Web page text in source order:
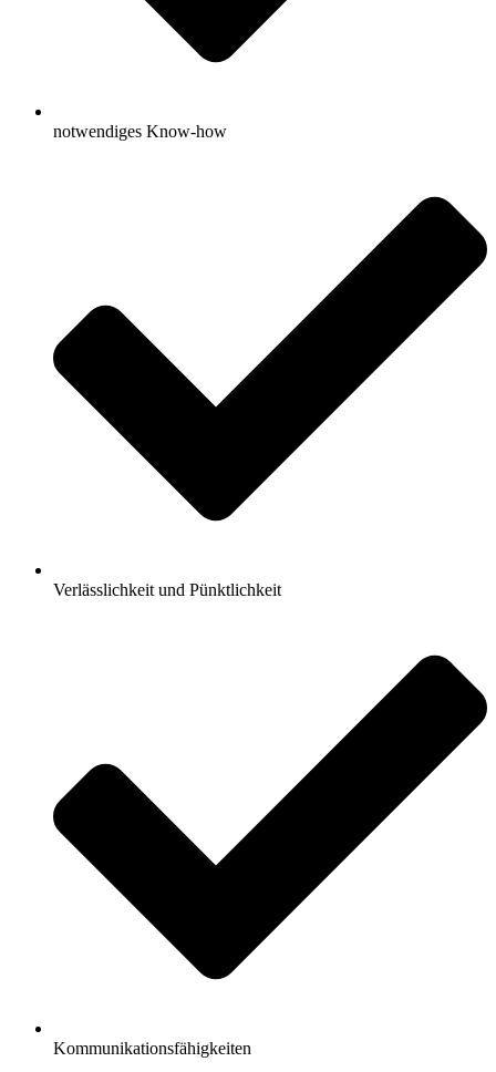
notwendiges Know-how
Verlässlichkeit und Pünktlichkeit
Kommunikationsfähigkeiten